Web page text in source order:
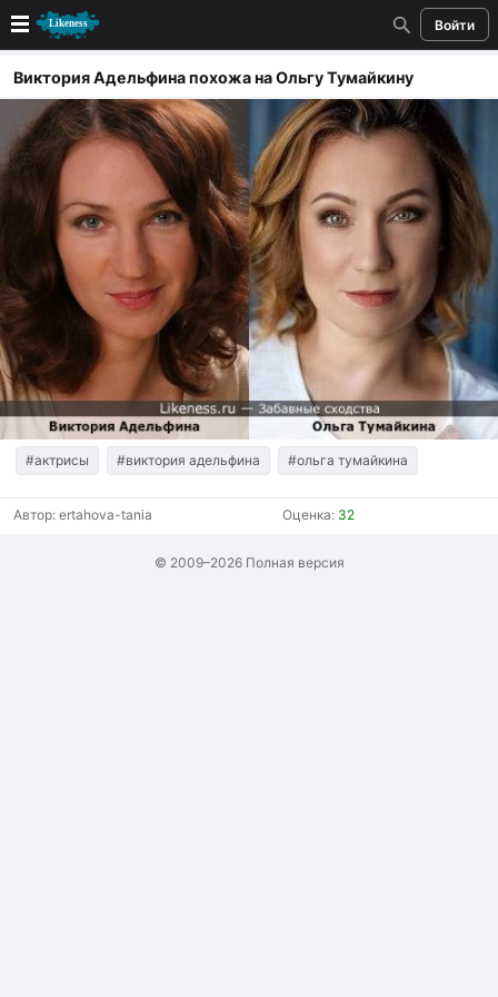
Войти
Новые
Лучшие
Голосование
Кандидаты
Случайное сходство 👍
Создать сходство
Для публикации необходима авторизация
Поиск
Виктория Адельфина похожа на Ольгу Тумайкину
#актрисы #виктория адельфина #ольга тумайкина
Автор: ertahova-tania Оценка: 32
© 2009–2026 Полная версия